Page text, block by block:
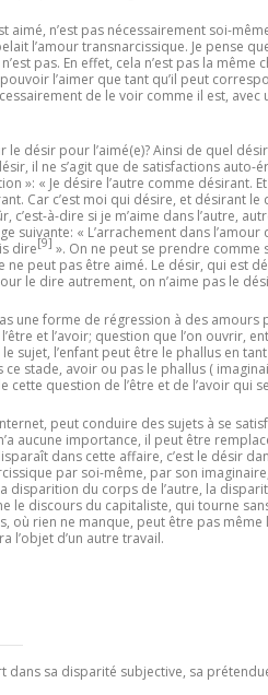
aimé, n’est pas nécessairement soi-
l’amour transnarcissique. Je pense
pas. En effet, cela n’est pas la
l’aimer que tant qu’il peut
de le voir comme il est,
désir pour l’aimé(e)? Ainsi de quel
il ne s’agit que de satisfactions
»: « Je désire l’autre comme désirant.
Car c’est moi qui désire, et désirant
à-dire si je m’aime dans l’autre,
suivante: « L’arrachement dans
dire[9] ». On ne peut se prendre
ne peut pas être aimé. Le désir, qui est
le dire autrement, on n’aime pas le
une forme de régression à des amours
et l’avoir; question que l’on ouvrir,
sujet, l’enfant peut être le phallus en tant
stade, avoir ou pas le phallus (
cette question de l’être et de l’avoir
peut conduire des sujets à se
aucune importance, il peut être
dans cette affaire, c’est le désir
par soi-même, par son
disparition du corps de l’autre, la
le discours du capitaliste, qui tourne
où rien ne manque, peut être pas
l’objet d’un autre travail.
dans sa disparité subjective, sa